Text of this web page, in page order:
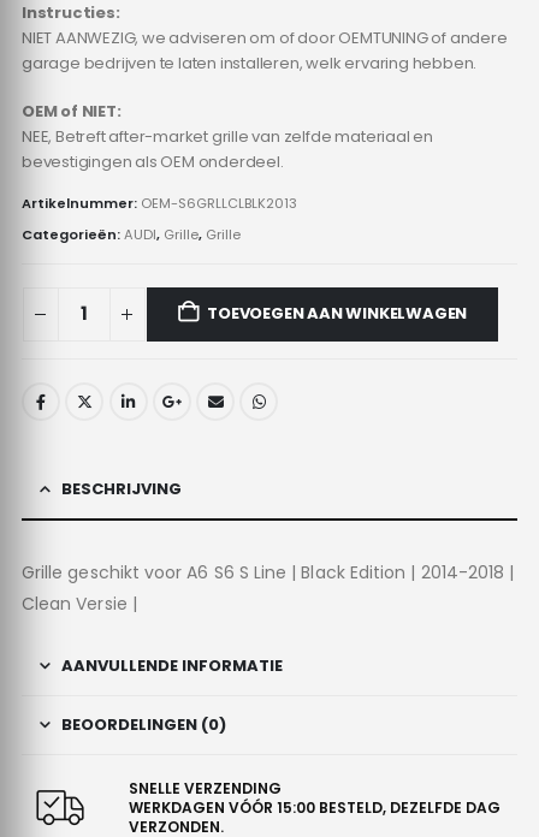
Instructies:
NIET AANWEZIG, we adviseren om of door OEMTUNING of andere
garage bedrijven te laten installeren, welk ervaring hebben.
OEM of NIET:
NEE, Betreft after-market grille van zelfde materiaal en
bevestigingen als OEM onderdeel.
Artikelnummer: OEM-S6GRLLCLBLK2013
Categorieën:AUDI, Grille, Grille
TOEVOEGEN AAN WINKELWAGEN
BESCHRIJVING
Grille geschikt voor A6 S6 S Line | Black Edition | 2014-2018 |
Clean Versie |
AANVULLENDE INFORMATIE
BEOORDELINGEN (0)
SNELLE VERZENDING
WERKDAGEN VÓÓR 15:00 BESTELD, DEZELFDE DAG
VERZONDEN.